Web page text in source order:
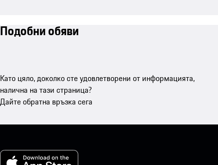
Подобни обяви
Като цяло, доколко сте удовлетворени от информацията,
налична на тази страница?
Дайте обратна връзка сега